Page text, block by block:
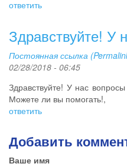
ответить
Здравствуйте! У
Постоянная ссылка
02/28/2018 - 06:45
Здравствуйте! У нас
Можете ли вы помогать!,
ответить
Добавить
Ваше имя